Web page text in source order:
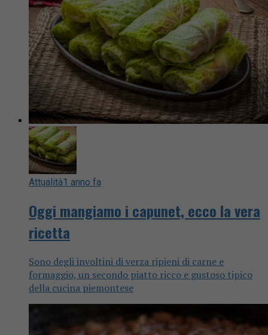
Attualità1 anno fa
Oggi mangiamo i capunet, ecco la vera
ricetta
Sono degli involtini di verza ripieni di carne e
formaggio, un secondo piatto ricco e gustoso tipico
della cucina piemontese